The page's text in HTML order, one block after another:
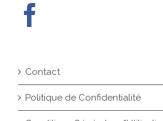
Contact
Politique de Confidentialité